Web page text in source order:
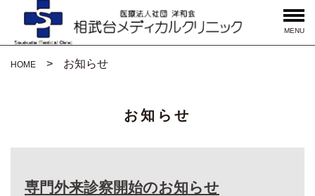
MENU
HOME お知らせ
お知らせ
専門外来診察開始のお知らせ